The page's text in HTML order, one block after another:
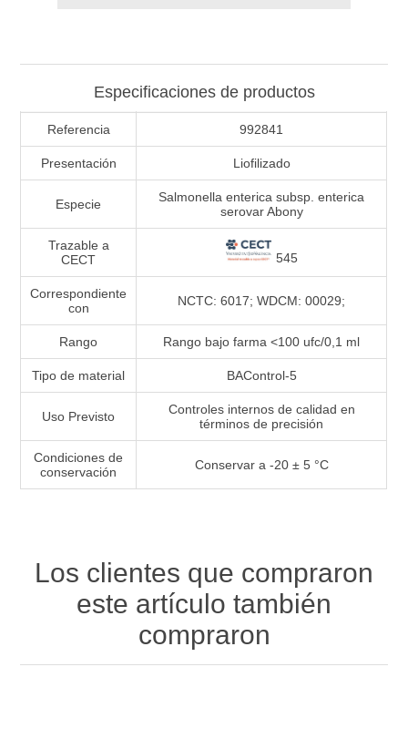
Especificaciones de productos
Referencia 992841
Presentación Liofilizado
Especie
Salmonella enterica subsp. enterica
serovar Abony
Trazable a
CECT
545
Correspondiente
con
NCTC: 6017; WDCM: 00029;
Rango Rango bajo farma <100 ufc/0,1 ml
Tipo de material BAControl-5
Uso Previsto
Controles internos de calidad en
términos de precisión
Condiciones de
conservación
Conservar a -20 ± 5 °C
Los clientes que compraron
este artículo también
compraron